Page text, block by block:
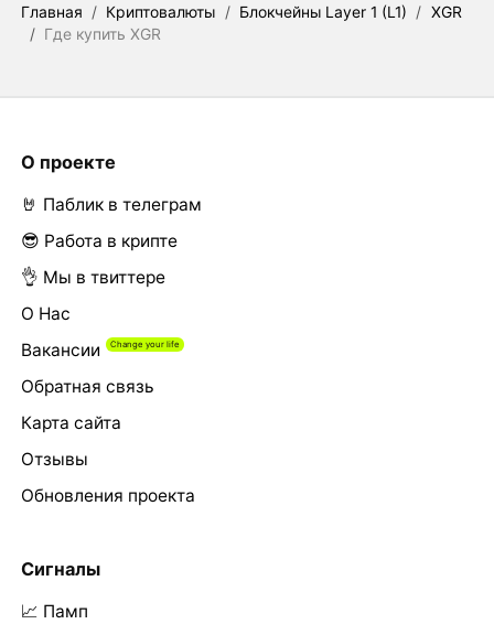
Главная / Криптовалюты / Блокчейны Layer 1 (L1) / XGR
/ Где купить XGR
О проекте
🤘 Паблик в телеграм
😎 Работа в крипте
👌 Мы в твиттере
О Нас
Вакансии
Обратная связь
Карта сайта
Отзывы
Обновления проекта
Сигналы
📈 Памп